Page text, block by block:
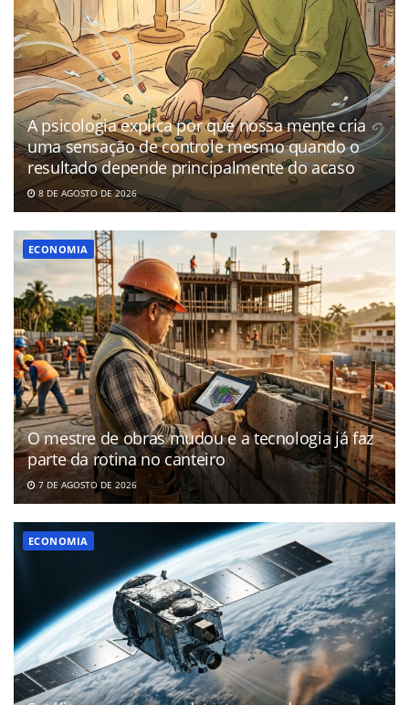
A psicologia explica por que nossa mente cria
uma sensação de controle mesmo quando o
resultado depende principalmente do acaso
8 DE AGOSTO DE 2026
ECONOMIA
O mestre de obras mudou e a tecnologia já faz
parte da rotina no canteiro
7 DE AGOSTO DE 2026
ECONOMIA